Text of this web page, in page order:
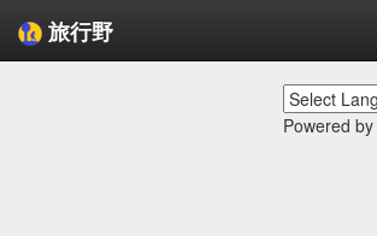
旅行野
Powered by